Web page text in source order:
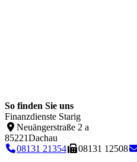
So finden Sie uns
Finanzdienste Starig
Neuängerstraße 2 a
85221Dachau
08131 21354
08131 12508